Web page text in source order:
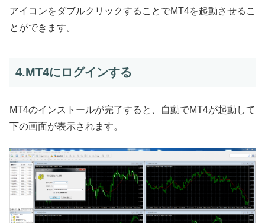
アイコンをダブルクリックすることでMT4を起動させるこ
とができます。
4.MT4にログインする
MT4のインストールが完了すると、自動でMT4が起動して
下の画面が表示されます。